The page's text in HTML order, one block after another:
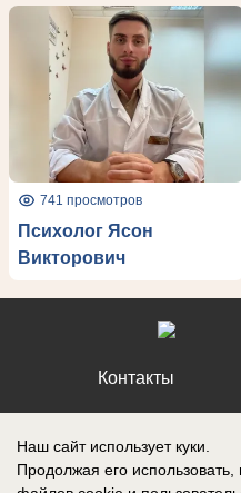
741 просмотров
Психолог Ясон
Викторович
Контакты
Наш сайт использует куки.
Продолжая его